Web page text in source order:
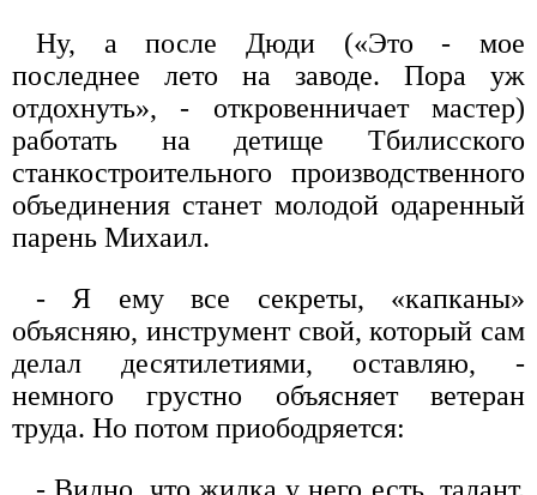
Ну, а после Дюди («Это - мое
последнее лето на заводе. Пора уж
отдохнуть», - откровенничает мастер)
работать на детище Тбилисского
станкостроительного производственного
объединения станет молодой одаренный
парень Михаил.
- Я ему все секреты, «капканы»
объясняю, инструмент свой, который сам
делал десятилетиями, оставляю, -
немного грустно объясняет ветеран
труда. Но потом приободряется: